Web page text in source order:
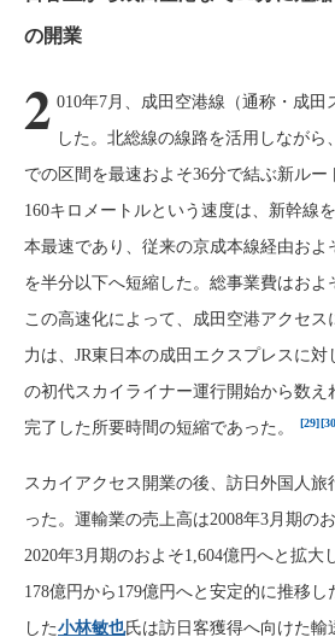
の開業
2 010年7月、成田空港線（通称・成
した。北総線の線路を活用しながら
での区間を最速およそ36分で結ぶ新ル
160キロメートルという速度は、新幹線
本最速であり、従来の京成本線経由およ
を半分以下へ短縮した。総事業費はおよ
この高速化によって、成田空港アクセ
力は、JR東日本の成田エクスプレスに対
の初代スカイライナー運行開始から数え
完了した所要時間の短縮であった。
[29]
スカイアクセス開業の後、訪日外国人旅
った。運輸業の売上高は2008年3月期の
2020年3月期のおよそ1,604億円へと拡大
178億円から179億円へと安定的に推移
した小林敏也氏は訪日客獲得へ向けた輸